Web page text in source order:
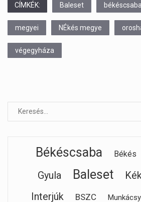
CÍMKÉK: Baleset békéscsaba
megyei NÉkés megye
végegyháza
Békéscsaba Békés
Gyula
Baleset
Interjúk BSZC